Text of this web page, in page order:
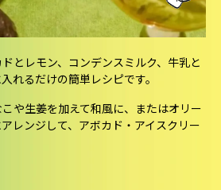
とレモン、コンデンスミルク、牛乳と
れるだけの簡単レシピです。
や生姜を加えて和風に、またはオリー
レンジして、アボカド・アイスクリー